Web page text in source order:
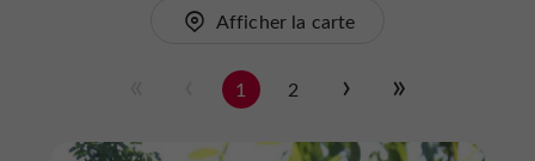
Afficher la carte
1 2